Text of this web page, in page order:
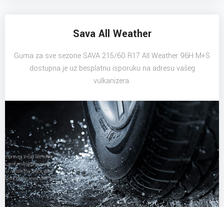
Sava All Weather
Guma za sve sezone SAVA 215/60 R17 All Weather 96H M+S
dostupna je uz besplatnu isporuku na adresu vašeg
vulkanizera.